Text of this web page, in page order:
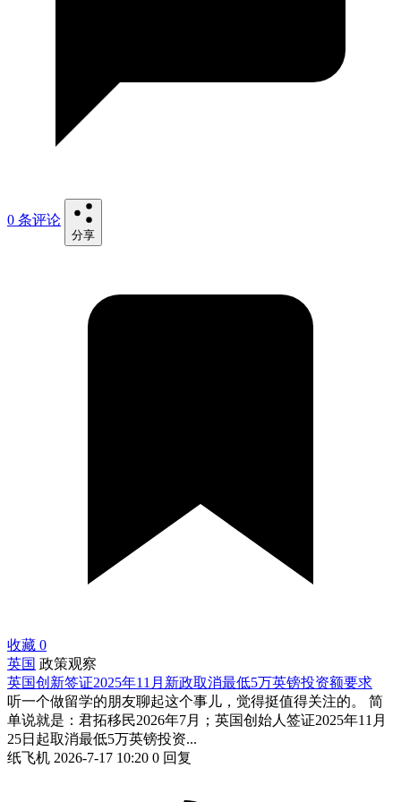
0 条评论
分享
收藏 0
英国 政策观察
英国创新签证2025年11月新政取消最低5万英镑投资额要求
听一个做留学的朋友聊起这个事儿，觉得挺值得关注的。 简
单说就是：君拓移民2026年7月；英国创始人签证2025年11月
25日起取消最低5万英镑投资...
纸飞机 2026-7-17 10:20 0 回复